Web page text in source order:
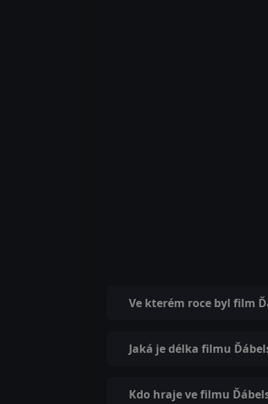
Ve kterém roce byl film
Jaká je délka filmu
Kdo hraje ve filmu